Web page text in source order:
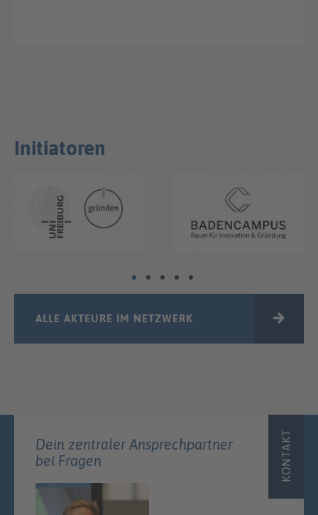
Initiatoren
ALLE AKTEURE IM NETZWERK
KONTAKT
Dein zentraler Ansprechpartner
bei Fragen